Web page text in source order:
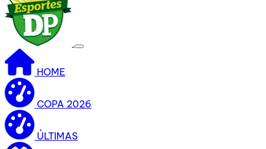
HOME
COPA 2026
ÚLTIMAS